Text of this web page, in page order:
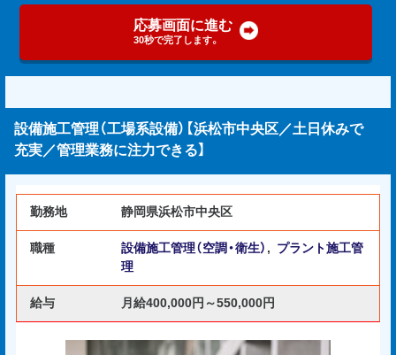
応募画面に進む
30秒で完了します。
設備施工管理（工場系設備）【浜松市中央区／土日休みで
充実／管理業務に注力できる】
勤務地 静岡県浜松市中央区
職種 設備施工管理（空調・衛生） , プラント施工管
理
給与 月給400,000円～550,000円